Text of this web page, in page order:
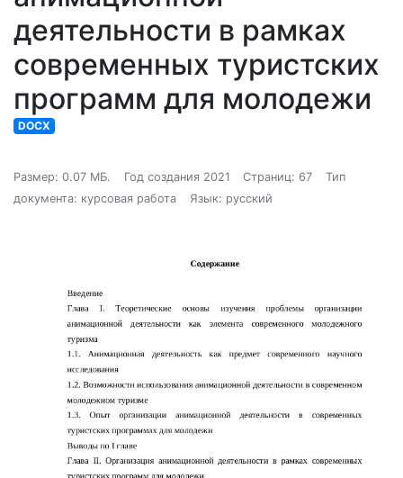
деятельности в рамках
современных туристских
программ для молодежи
DOCX
Размер: 0.07 МБ. Год создания 2021 Страниц: 67
Тип
документа: курсовая работа
Язык: русский